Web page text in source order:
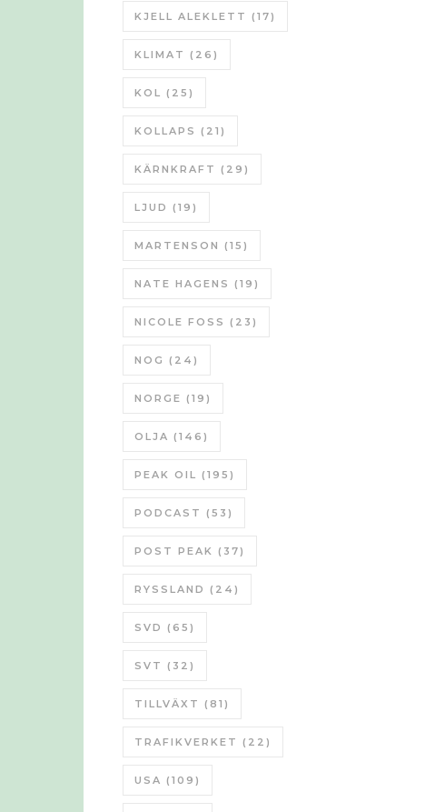
KJELL ALEKLETT (17)
KLIMAT (26)
KOL (25)
KOLLAPS (21)
KÄRNKRAFT (29)
LJUD (19)
MARTENSON (15)
NATE HAGENS (19)
NICOLE FOSS (23)
NOG (24)
NORGE (19)
OLJA (146)
PEAK OIL (195)
PODCAST (53)
POST PEAK (37)
RYSSLAND (24)
SVD (65)
SVT (32)
TILLVÄXT (81)
TRAFIKVERKET (22)
USA (109)